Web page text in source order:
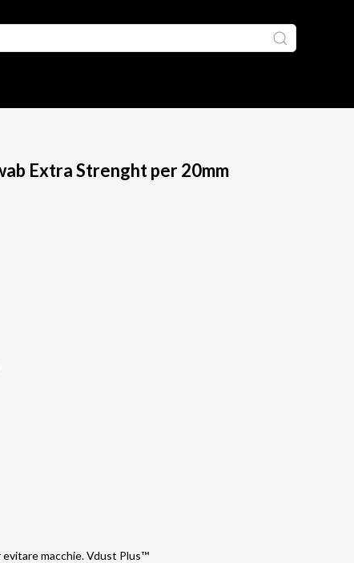
Extra Strenght per 20mm
macchie. Vdust Plus™